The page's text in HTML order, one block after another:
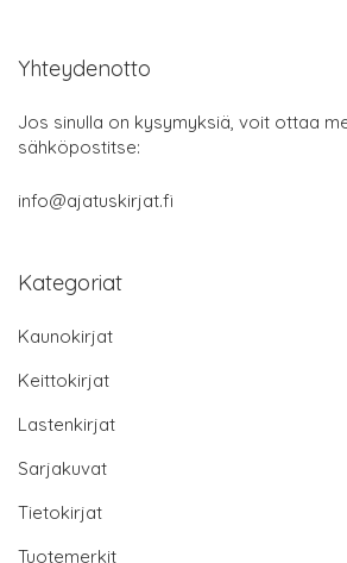
Yhteydenotto
Jos sinulla on kysymyksiä, voit ottaa
sähköpostitse:
info@ajatuskirjat.fi
Kategoriat
Kaunokirjat
Keittokirjat
Lastenkirjat
Sarjakuvat
Tietokirjat
Tuotemerkit